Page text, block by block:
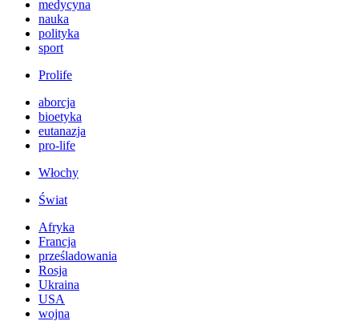
medycyna
nauka
polityka
sport
Prolife
aborcja
bioetyka
eutanazja
pro-life
Włochy
Świat
Afryka
Francja
prześladowania
Rosja
Ukraina
USA
wojna